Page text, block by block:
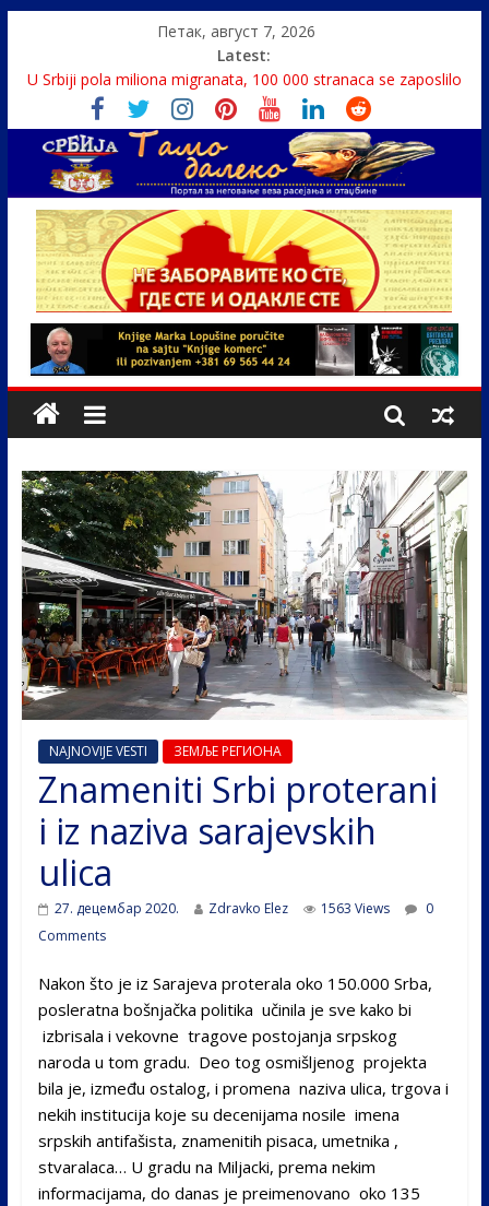
Петак, август 7, 2026
Latest:
U Srbiji pola miliona migranata, 100 000 stranaca se zaposlilo
Како је „Господар књига“ проглашен народним
непријатељем
Čije je pravo na istinu o Nikoli Tesli?
Srbin zaspao na Dunavu, reka ga odnela u Rumuniju
Politika i seks glavne teme srpskih medija
NAJNOVIJE VESTI ЗЕМЉЕ РЕГИОНА
Znameniti Srbi proterani
i iz naziva sarajevskih
ulica
27. децембар 2020. Zdravko Elez 1563 Views
0
Comments
Nakon što je iz Sarajeva proterala oko 150.000 Srba,
posleratna bošnjačka politika učinila je sve kako bi
izbrisala i vekovne tragove postojanja srpskog
naroda u tom gradu. Deo tog osmišljenog projekta
bila je, između ostalog, i promena naziva ulica, trgova i
nekih institucija koje su decenijama nosile imena
srpskih antifašista, znamenitih pisaca, umetnika ,
stvaralaca… U gradu na Miljacki, prema nekim
informacijama, do danas je preimenovano oko 135